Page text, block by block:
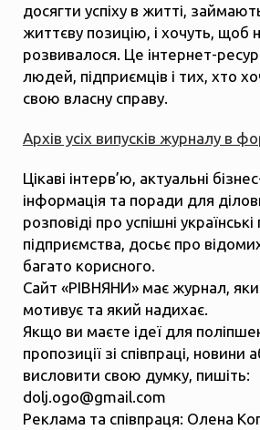
досягти успіху в житті,
життєву позицію, і хочуть, щоб
розвивалося. Це інтернет-
людей, підприємців і тих, хто
свою власну справу.
Архів усіх випусків журналу в
Цікаві інтерв’ю, актуальні
інформація та поради для
розповіді про успішні
підприємства, досьє про
багато корисного.
Сайт «РІВНЯНИ» має журнал,
мотивує та який надихає.
Якщо ви маєте ідеї для
пропозиції зі співпраці, новини
висловити свою думку, пишіть:
dolj.ogo@gmail.com
Реклама та співпраця: Олена